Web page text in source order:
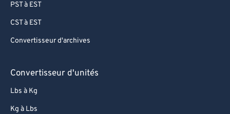
PST à EST
CST à EST
Convertisseur d'archives
Convertisseur d'unités
Lbs à Kg
Kg à Lbs